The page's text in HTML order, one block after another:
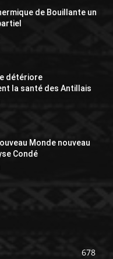
de Bouillante un
détériore
la santé des Antillais
Monde nouveau
Condé
678